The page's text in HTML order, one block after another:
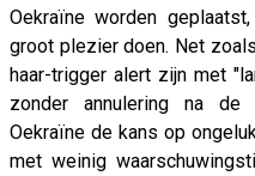
Oekraïne worden
groot plezier doen. Net
haar-trigger alert zijn met
zonder annulering na de
Oekraïne de kans op
met weinig